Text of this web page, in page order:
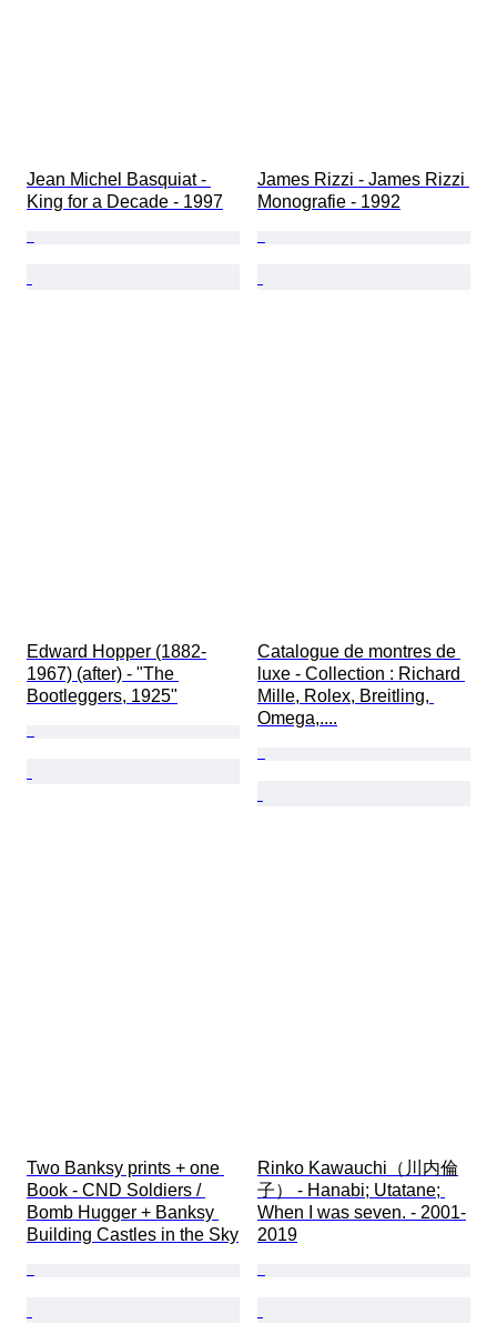
Jean Michel Basquiat -
King for a Decade - 1997
James Rizzi - James Rizzi
Monografie - 1992
Edward Hopper (1882-
1967) (after) - "The
Bootleggers, 1925"
Catalogue de montres de
luxe - Collection : Richard
Mille, Rolex, Breitling,
Omega,....
Two Banksy prints + one
Book - CND Soldiers /
Bomb Hugger + Banksy
Building Castles in the Sky
Rinko Kawauchi（川内倫
子） - Hanabi; Utatane;
When I was seven. - 2001-
2019